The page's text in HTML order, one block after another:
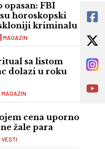
opasan: FBI
horoskopski
kriminalu
MAGAZIN
sa listom
dolazi u roku
MAGAZIN
cena uporno
žale para
VESTI